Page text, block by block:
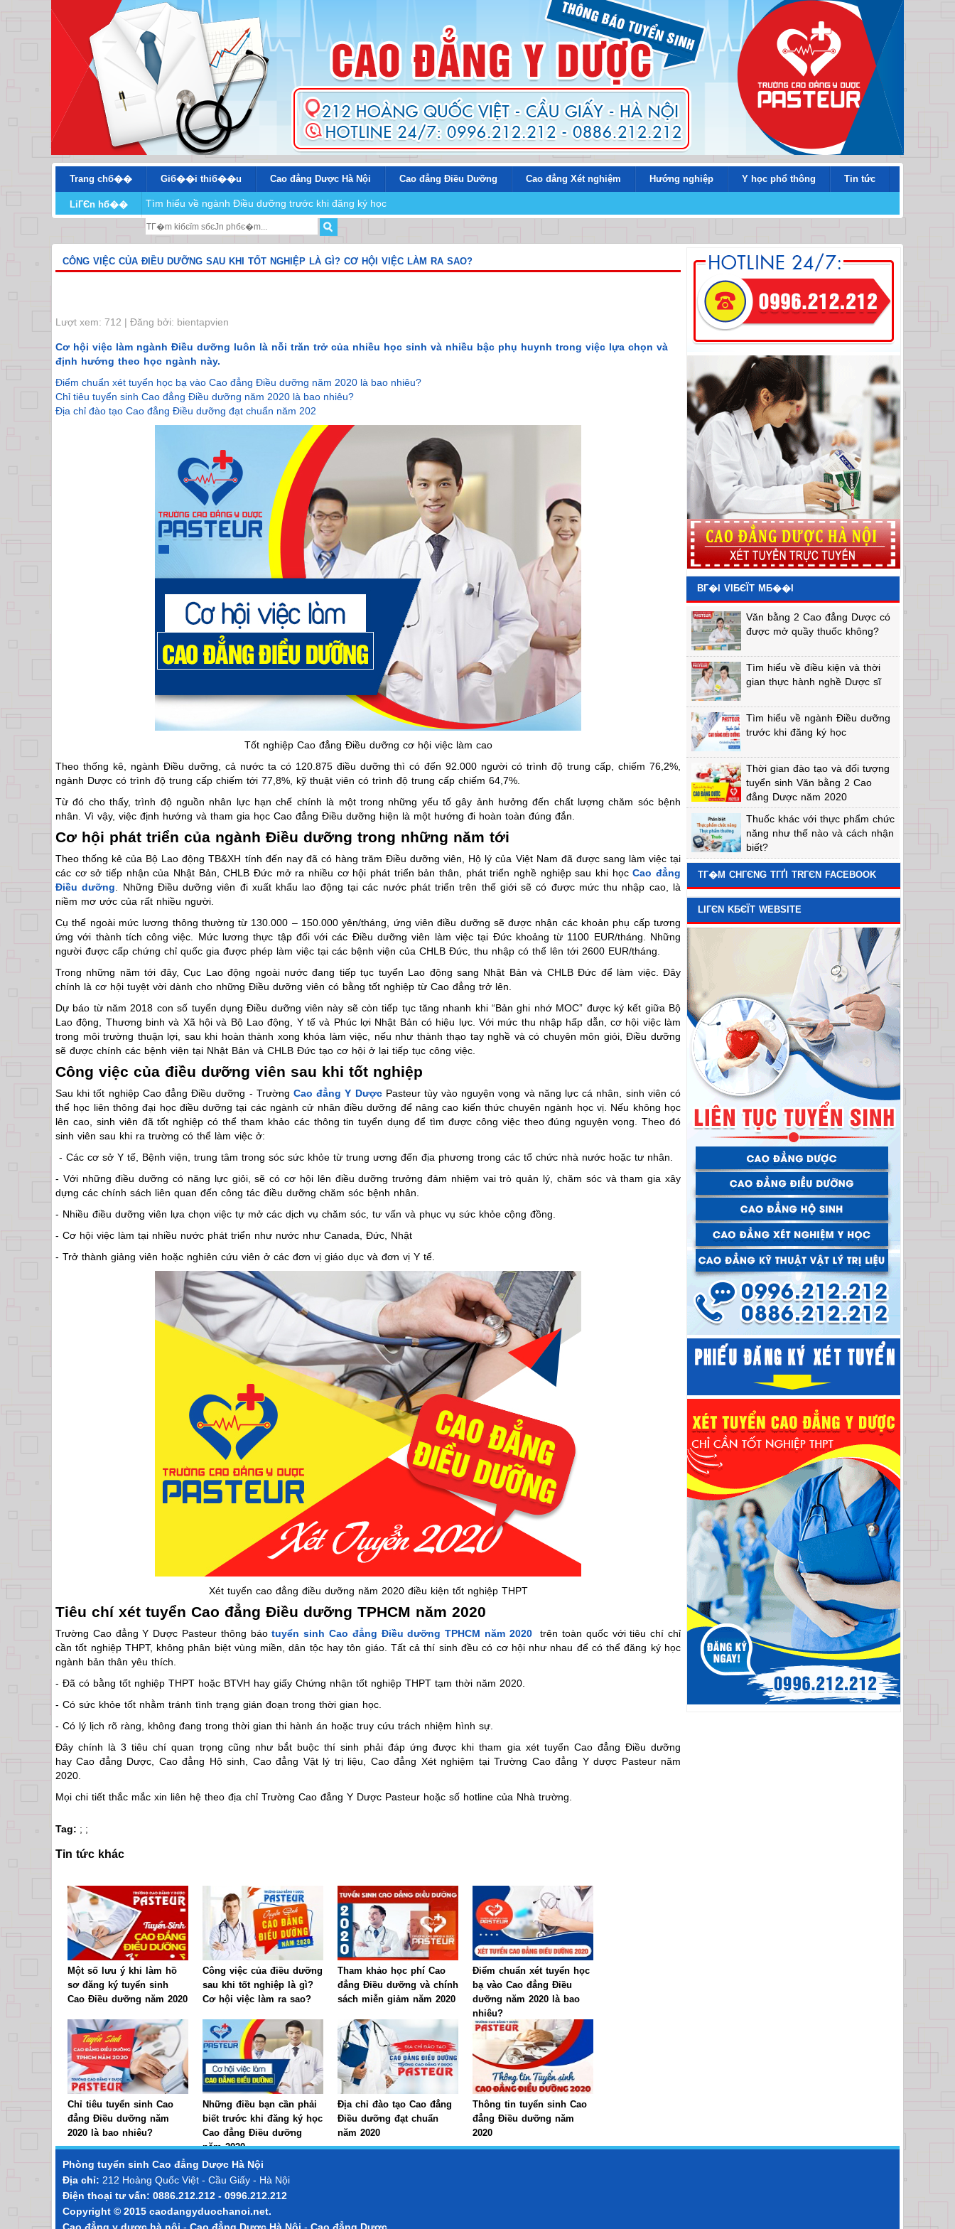
Trang chб�� Giб��i thiб��u Cao đẳng Dược Hà Nội Cao đẳng Điều Dưỡng Cao đẳng Xét nghiệm Hướng nghiệp Y học phổ thông Tin tức
LiГЄn hб�� Tìm hiểu về ngành Điều dưỡng trước khi đăng ký học
CÔNG VIỆC CỦA ĐIỀU DƯỠNG SAU KHI TỐT NGHIỆP LÀ GÌ? CƠ HỘI VIỆC LÀM RA SAO?
Lượt xem: 712 | Đăng bởi: bientapvien
Cơ hội việc làm ngành Điều dưỡng luôn là nỗi trăn trở của nhiều học sinh và nhiều bậc phụ huynh trong việc lựa chọn và
định hướng theo học ngành này.
Điểm chuẩn xét tuyển học bạ vào Cao đẳng Điều dưỡng năm 2020 là bao nhiêu?
Chỉ tiêu tuyển sinh Cao đẳng Điều dưỡng năm 2020 là bao nhiêu?
Địa chỉ đào tạo Cao đẳng Điều dưỡng đạt chuẩn năm 202
Tốt nghiệp Cao đẳng Điều dưỡng cơ hội việc làm cao
Theo thống kê, ngành Điều dưỡng, cả nước ta có 120.875 điều dưỡng thì có đến 92.000 người có trình độ trung cấp, chiếm 76,2%,
ngành Dược có trình độ trung cấp chiếm tới 77,8%, kỹ thuật viên có trình độ trung cấp chiếm 64,7%.
Từ đó cho thấy, trình độ nguồn nhân lực hạn chế chính là một trong những yếu tố gây ảnh hưởng đến chất lượng chăm sóc bệnh
nhân. Vì vậy, việc định hướng và tham gia học Cao đẳng Điều dưỡng hiện là một hướng đi hoàn toàn đúng đắn.
Cơ hội phát triển của ngành Điều dưỡng trong những năm tới
Theo thống kê của Bộ Lao động TB&XH tính đến nay đã có hàng trăm Điều dưỡng viên, Hộ lý của Việt Nam đã được sang làm việc tại
các cơ sở tiếp nhận của Nhật Bản, CHLB Đức mở ra nhiều cơ hội phát triển bản thân, phát triển nghề nghiệp sau khi họcCao đẳng
Điều dưỡng . Những Điều dưỡng viên đi xuất khẩu lao động tại các nước phát triển trên thế giới sẽ có được mức thu nhập cao, là
niềm mơ ước của rất nhiều người.
Cụ thể ngoài mức lương thông thường từ 130.000 – 150.000 yên/tháng, ứng viên điều dưỡng sẽ được nhận các khoản phụ cấp tương
ứng với thành tích công việc. Mức lương thực tập đối với các Điều dưỡng viên làm việc tại Đức khoảng từ 1100 EUR/tháng. Những
người được cấp chứng chỉ quốc gia được phép làm việc tại các bệnh viện của CHLB Đức, thu nhập có thể lên tới 2600 EUR/tháng.
Trong những năm tới đây, Cục Lao động ngoài nước đang tiếp tục tuyển Lao động sang Nhật Bản và CHLB Đức để làm việc. Đây
chính là cơ hội tuyệt vời dành cho những Điều dưỡng viên có bằng tốt nghiệp từ Cao đẳng trở lên.
Dự báo từ năm 2018 con số tuyển dụng Điều dưỡng viên này sẽ còn tiếp tục tăng nhanh khi “Bản ghi nhớ MOC” được ký kết giữa Bộ
Lao động, Thương binh và Xã hội và Bộ Lao động, Y tế và Phúc lợi Nhật Bản có hiệu lực. Với mức thu nhập hấp dẫn, cơ hội việc làm
trong môi trường thuận lợi, sau khi hoàn thành xong khóa làm việc, nếu như thành thạo tay nghề và có chuyên môn giỏi, Điều dưỡng
sẽ được chính các bệnh viện tại Nhật Bản và CHLB Đức tạo cơ hội ở lại tiếp tục công việc.
Công việc của điều dưỡng viên sau khi tốt nghiệp
Sau khi tốt nghiệp Cao đẳng Điều dưỡng - Trường Cao đẳng Y DượcPasteur tùy vào nguyện vọng và năng lực cá nhân, sinh viên có
thể học liên thông đại học điều dưỡng tại các ngành cử nhân điều dưỡng để nâng cao kiến thức chuyên ngành học vị. Nếu không học
lên cao, sinh viên đã tốt nghiệp có thể tham khảo các thông tin tuyển dụng để tìm được công việc theo đúng nguyện vọng. Theo đó
sinh viên sau khi ra trường có thể làm việc ở:
- Các cơ sở Y tế, Bệnh viện, trung tâm trong sóc sức khỏe từ trung ương đến địa phương trong các tổ chức nhà nước hoặc tư nhân.
- Với những điều dưỡng có năng lực giỏi, sẽ có cơ hội lên điều dưỡng trưởng đảm nhiệm vai trò quản lý, chăm sóc và tham gia xây
dựng các chính sách liên quan đến công tác điều dưỡng chăm sóc bệnh nhân.
- Nhiều điều dưỡng viên lựa chọn việc tự mở các dịch vụ chăm sóc, tư vấn và phục vụ sức khỏe cộng đồng.
- Cơ hội việc làm tại nhiều nước phát triển như nước như Canada, Đức, Nhật
- Trở thành giảng viên hoặc nghiên cứu viên ở các đơn vị giáo dục và đơn vị Y tế.
Xét tuyển cao đẳng điều dưỡng năm 2020 điều kiện tốt nghiệp THPT
Tiêu chí xét tuyển Cao đẳng Điều dưỡng TPHCM năm 2020
Trường Cao đẳng Y Dược Pasteur thông báotuyển sinh Cao đẳng Điều dưỡng TPHCM năm 2020trên toàn quốc với tiêu chí chỉ
cần tốt nghiệp THPT, không phân biệt vùng miền, dân tộc hay tôn giáo. Tất cả thí sinh đều có cơ hội như nhau để có thể đăng ký học
ngành bản thân yêu thích.
- Đã có bằng tốt nghiệp THPT hoặc BTVH hay giấy Chứng nhận tốt nghiệp THPT tạm thời năm 2020.
- Có sức khỏe tốt nhằm tránh tình trạng gián đoạn trong thời gian học.
- Có lý lịch rõ ràng, không đang trong thời gian thi hành án hoặc truy cứu trách nhiệm hình sự.
Đây chính là 3 tiêu chí quan trọng cũng như bắt buộc thí sinh phải đáp ứng được khi tham gia xét tuyển Cao đẳng Điều dưỡng
hay Cao đẳng Dược, Cao đẳng Hộ sinh, Cao đẳng Vật lý trị liệu, Cao đẳng Xét nghiệm tại Trường Cao đẳng Y dược Pasteur năm
2020.
Mọi chi tiết thắc mắc xin liên hệ theo địa chỉ Trường Cao đẳng Y Dược Pasteur hoặc số hotline của Nhà trường.
Tag: ; ;
Tin tức khác
Một số lưu ý khi làm hồ
sơ đăng ký tuyển sinh
Cao Điều dưỡng năm 2020
Công việc của điều dưỡng
sau khi tốt nghiệp là gì?
Cơ hội việc làm ra sao?
Tham khảo học phí Cao
đẳng Điều dưỡng và chính
sách miễn giảm năm 2020
Điểm chuẩn xét tuyển học
bạ vào Cao đẳng Điều
dưỡng năm 2020 là bao
nhiêu?
Chỉ tiêu tuyển sinh Cao
đẳng Điều dưỡng năm
2020 là bao nhiêu?
Những điều bạn cần phải
biết trước khi đăng ký học
Cao đẳng Điều dưỡng
năm 2020
Địa chỉ đào tạo Cao đẳng
Điều dưỡng đạt chuẩn
năm 2020
Thông tin tuyển sinh Cao
đẳng Điều dưỡng năm
2020
BГ�I VIБЄЇT MБ��I
Văn bằng 2 Cao đẳng Dược có
được mở quầy thuốc không?
Tìm hiểu về điều kiện và thời
gian thực hành nghề Dược sĩ
Tìm hiểu về ngành Điều dưỡng
trước khi đăng ký học
Thời gian đào tạo và đối tượng
tuyển sinh Văn bằng 2 Cao
đẳng Dược năm 2020
Thuốc khác với thực phẩm chức
năng như thế nào và cách nhận
biết?
TГ�M CHГЄNG TГҐI TRГЄN FACEBOOK
LIГЄN KБЄЇT WEBSITE
Phòng tuyển sinh Cao đẳng Dược Hà Nội
Địa chỉ: 212 Hoàng Quốc Việt - Cầu Giấy - Hà Nội
Điện thoại tư vấn: 0886.212.212 - 0996.212.212
Copyright © 2015 caodangyduochanoi.net.